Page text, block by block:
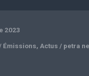
2023
Émissions, Actus / petra